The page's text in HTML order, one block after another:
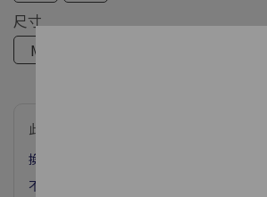
尺寸
M
此商品參與的優惠活動
換季FINAL SALE! 春夏滿$3800現抵$600
不限金額下單 享網路獨家款加購價